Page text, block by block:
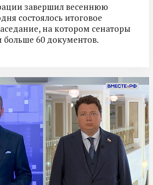
завершил весеннюю
состоялось итоговое
на котором сенаторы
больше 60 документов.